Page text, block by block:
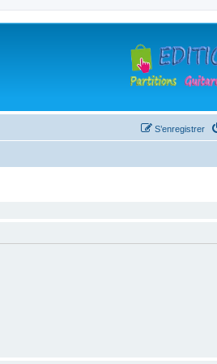
S’enregistrer